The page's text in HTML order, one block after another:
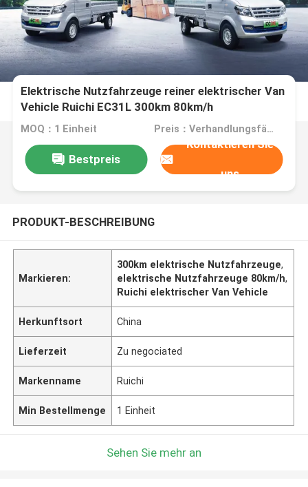
Elektrische Nutzfahrzeuge reiner elektrischer Van
Vehicle Ruichi EC31L 300km 80km/h
MOQ：1 Einheit Preis：Verhandlungsfähig
Bestpreis
Kontaktieren Sie
uns
PRODUKT-BESCHREIBUNG
Markieren:
300km elektrische Nutzfahrzeuge,
elektrische Nutzfahrzeuge 80km/h,
Ruichi elektrischer Van Vehicle
Herkunftsort China
Lieferzeit Zu negociated
Markenname Ruichi
Min Bestellmenge 1 Einheit
Sehen Sie mehr an